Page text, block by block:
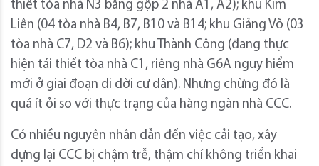
thiết tòa nhà N3 bằng gộp 2 nhà A1, A2); khu Kim
Liên (04 tòa nhà B4, B7, B10 và B14; khu Giảng Võ (03
tòa nhà C7, D2 và B6); khu Thành Công (đang thực
hiện tái thiết tòa nhà C1, riêng nhà G6A nguy hiểm
mới ở giai đoạn di dời cư dân). Nhưng chừng đó là
quá ít ỏi so với thực trạng của hàng ngàn nhà CCC.
Có nhiều nguyên nhân dẫn đến việc cải tạo, xây
dựng lại CCC bị chậm trễ, thậm chí không triển khai